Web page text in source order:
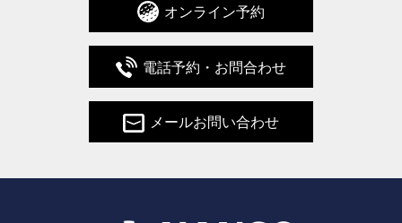
オンライン予約
電話予約・お問合わせ
メールお問い合わせ